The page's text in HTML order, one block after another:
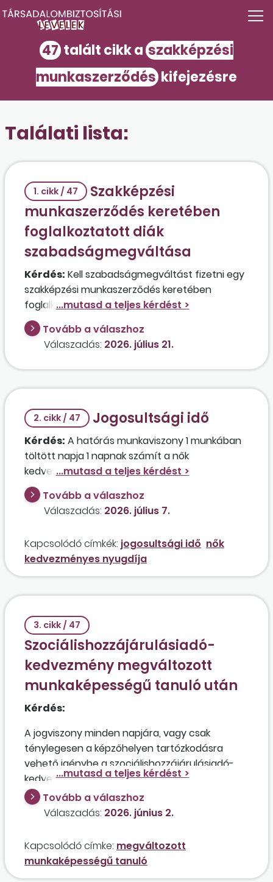
47 talált cikk a szakképzési
munkaszerződés kifejezésre
Találati lista:
1. cikk / 47
Szakképzési
munkaszerződés keretében
foglalkoztatott diák
szabadságmegváltása
Kérdés: Kell szabadságmegváltást fizetni egy
szakképzési munkaszerződés keretében
foglalkoztatott diák számára, ha a
foglalkoztatója öt munkanap szabadságot nem
tudott kiadni a részére? Amennyiben igen,
akkor milyen közterheket kell megfizetni a
kifizetett juttatás után?
Tovább a válaszhoz
Válaszadás: 2026. július 21.
2. cikk / 47 Jogosultsági idő
Kérdés: A hatórás munkaviszony 1 munkában
töltött napja 1 napnak számít a nők
kedvezményes nyugdíjához szükséges
jogosultsági idő számítása során, ha bruttó
370 ezer forint bért kapok?
Tovább a válaszhoz
Válaszadás: 2026. július 7.
Kapcsolódó címkék: jogosultsági idő nők
kedvezményes nyugdíja
3. cikk / 47
Szociálishozzájárulásiadó-
kedvezmény megváltozott
munkaképességű tanuló után
Kérdés:
A jogviszony minden napjára, vagy csak
ténylegesen a képzőhelyen tartózkodásra
vehető igénybe a szociálishozzájárulásiadó-
kedvezmény egy szakképzési
munkaszerződéssel alkalmazott tanuló után, aki
megváltozott munkaképességű?
Tovább a válaszhoz
Válaszadás: 2026. június 2.
Kapcsolódó címke: megváltozott
munkaképességű tanuló